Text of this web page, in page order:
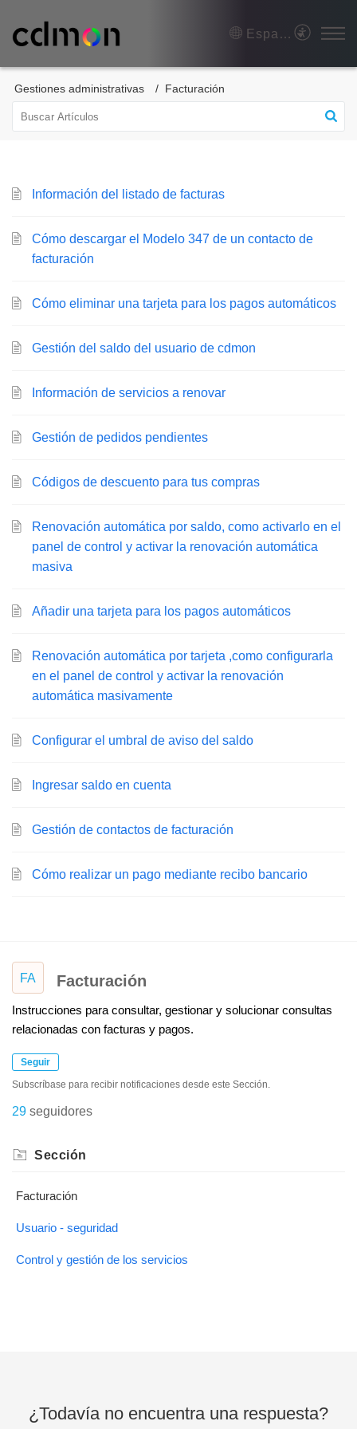
Español (España)
Gestiones administrativas Facturación
Información del listado de facturas
Cómo descargar el Modelo 347 de un contacto de
facturación
Cómo eliminar una tarjeta para los pagos automáticos
Gestión del saldo del usuario de cdmon
Información de servicios a renovar
Gestión de pedidos pendientes
Códigos de descuento para tus compras
Renovación automática por saldo, como activarlo en el
panel de control y activar la renovación automática
masiva
Añadir una tarjeta para los pagos automáticos
Renovación automática por tarjeta ,como configurarla
en el panel de control y activar la renovación
automática masivamente
Configurar el umbral de aviso del saldo
Ingresar saldo en cuenta
Gestión de contactos de facturación
Cómo realizar un pago mediante recibo bancario
FA Facturación
Instrucciones para consultar, gestionar y solucionar consultas
relacionadas con facturas y pagos.
Seguir
Subscríbase para recibir notificaciones desde este Sección.
29 seguidores
Sección
Facturación
Usuario - seguridad
Control y gestión de los servicios
¿Todavía no encuentra una respuesta?